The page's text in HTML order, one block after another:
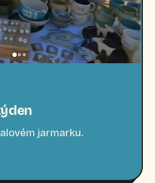
jarmarku.